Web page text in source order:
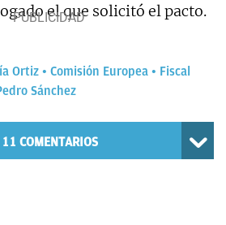
el que solicitó el pacto.
Ortiz Comisión Europea
Fiscal
Sánchez
11 COMENTARIOS